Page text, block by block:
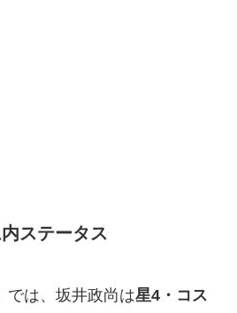
ステータス
では、坂井政尚は星4・コス